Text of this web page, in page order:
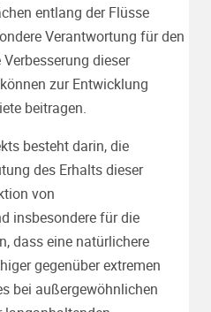
entlang der Flüsse
Verantwortung für den
dieser
zur Entwicklung
beitragen.
besteht darin, die
des Erhalts dieser
von
insbesondere für die
dass eine natürlichere
gegenüber extremen
bei außergewöhnlichen